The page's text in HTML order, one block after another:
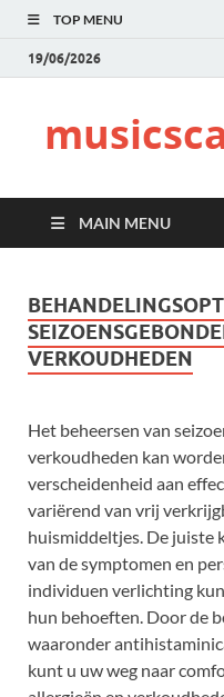
TOP MENU
19/06/2026
MAIN MENU
VERKOUDHEDEN
Het beheersen van
verkoudheden kan
verscheidenheid aan
variërend van vrij
huismiddeltjes. De juiste
van de symptomen en
individuen verlichting
hun behoeften. Door de
waaronder
kunt u uw weg naar